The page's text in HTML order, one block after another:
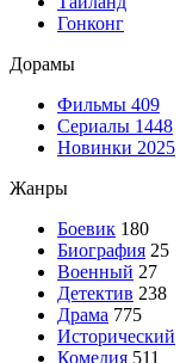
Гонконг
Дорамы
Фильмы 409
Сериалы 1448
Новинки 2025
Жанры
Боевик 180
Биография 25
Военный 27
Детектив 238
Драма 775
Исторический
Комедия 511